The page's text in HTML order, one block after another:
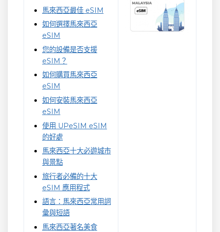
馬來西亞最佳 eSIM
如何選擇馬來西亞
eSIM
您的設備是否支援
eSIM？
如何購買馬來西亞
eSIM
如何安裝馬來西亞
eSIM
使用 UPeSIM eSIM
的好處
馬來西亞十大必遊城市
與景點
旅行者必備的十大
eSIM 應用程式
語言：馬來西亞常用詞
彙與短語
馬來西亞著名美食